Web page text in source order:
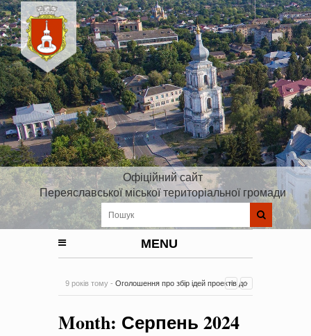
Офіційний сайт
Переяславської міської територіальної громади
MENU
9 років тому - Оголошення про збір ідей проектів до
на період 2018 – 2020 роки Оголошення про збір ідей
проектів-0 Коментарів
Month: Серпень 2024